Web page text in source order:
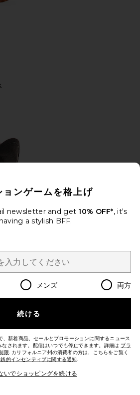
ハット
FRANK ベルト
ョンゲームを格上げ
newsletter and get 10% OFF*, it's
a stylish BFF.
メンズ 両方
続ける
、新着商品、セールとプロモーションに関するニュース
されます。配信はいつでも停止できます。詳細は プラ
限. カリフォルニア州の消費者の方は、こちらをご覧く
的インセンティブに関する通知.
いでショッピングを続ける